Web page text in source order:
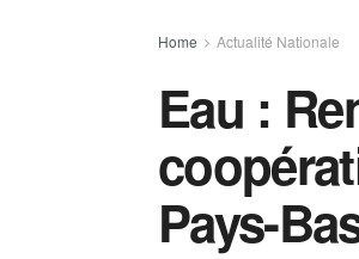
Home Actualité Nationale
Eau :
Pays-